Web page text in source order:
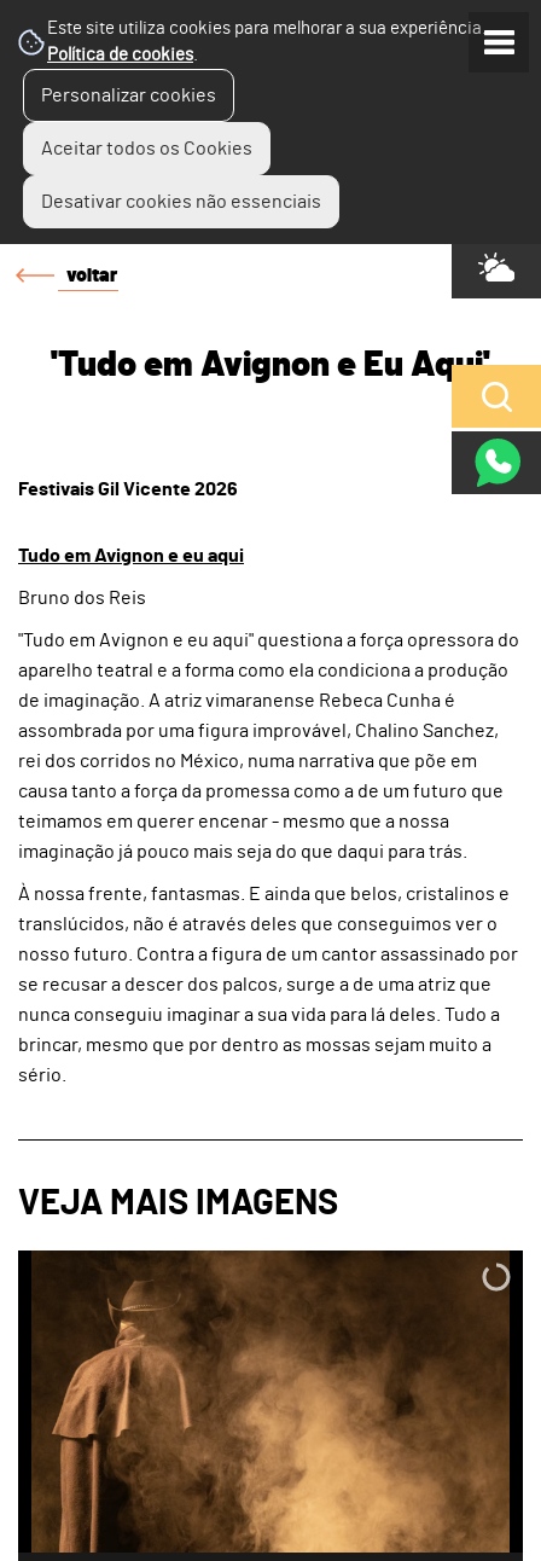
Este site utiliza cookies para melhorar a sua experiência.
Política de cookies.
Personalizar cookies
Aceitar todos os Cookies
Desativar cookies não essenciais
voltar
'Tudo em Avignon e Eu Aqui'
Festivais Gil Vicente 2026
Tudo em Avignon e eu aqui
Bruno dos Reis
"Tudo em Avignon e eu aqui" questiona a força opressora do
aparelho teatral e a forma como ela condiciona a produção
de imaginação. A atriz vimaranense Rebeca Cunha é
assombrada por uma figura improvável, Chalino Sanchez,
rei dos corridos no México, numa narrativa que põe em
causa tanto a força da promessa como a de um futuro que
teimamos em querer encenar - mesmo que a nossa
imaginação já pouco mais seja do que daqui para trás.
À nossa frente, fantasmas. E ainda que belos, cristalinos e
translúcidos, não é através deles que conseguimos ver o
nosso futuro. Contra a figura de um cantor assassinado por
se recusar a descer dos palcos, surge a de uma atriz que
nunca conseguiu imaginar a sua vida para lá deles. Tudo a
brincar, mesmo que por dentro as mossas sejam muito a
sério.